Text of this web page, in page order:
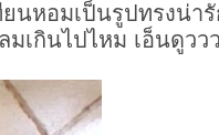
นหอมเป็นรูปทรงน่ารั
เกินไปไหม เอ็นดูววว